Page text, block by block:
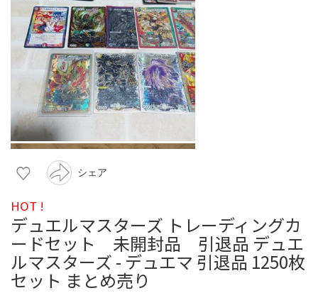
シェア
HOT !
デュエルマスターズ トレーディングカ
ードセット 未開封品 引退品 デュエ
ルマスターズ - デュエマ 引退品 1250枚
セット まとめ売り